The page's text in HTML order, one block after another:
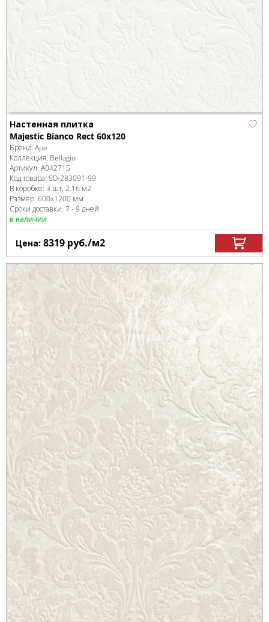
Настенная плитка
Majestic Bianco Rect 60x120
Бренд: Ape
Коллекция: Bellagio
Артикул: A042715
Код товара: SD-283091-99
В коробке: 3 шт, 2.16 м2
Размер: 600x1200 мм
Сроки доставки: 7 - 9 дней
в наличии
Цена: 8319 руб./м2